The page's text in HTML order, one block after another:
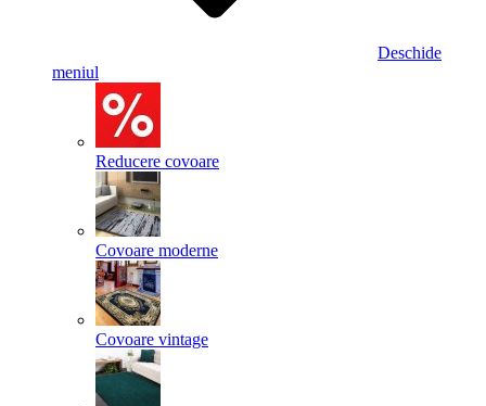
Deschide
meniul
Reducere covoare
Covoare moderne
Covoare vintage